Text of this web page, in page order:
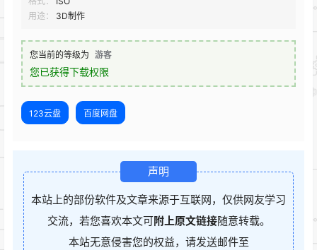
用途：
3D制作
您当前的等级为 游客
您已获得下载权限
123云盘 百度网盘
声明
本站上的部份软件及文章来源于互联网，仅供网友学习
交流，若您喜欢本文可附上原文链接随意转载。
本站无意侵害您的权益，请发送邮件至